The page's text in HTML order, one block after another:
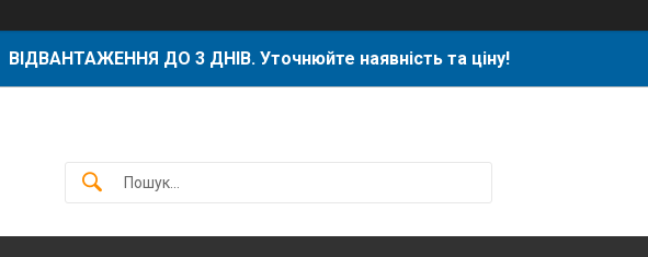
ВІДВАНТАЖЕННЯ ДО 3 ДНІВ. Уточнюйте наявність та ціну!